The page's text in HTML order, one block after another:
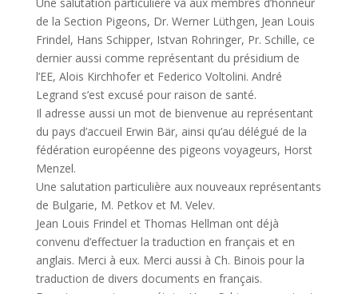
de la Section Pigeons, Dr. Werner Lüthgen, Jean Louis
Frindel, Hans Schipper, Istvan Rohringer, Pr. Schille, ce
dernier aussi comme représentant du présidium de
l’EE, Alois Kirchhofer et Federico Voltolini. André
Legrand s’est excusé pour raison de santé.
Il adresse aussi un mot de bienvenue au représentant
du pays d’accueil Erwin Bär, ainsi qu’au délégué de la
fédération européenne des pigeons voyageurs, Horst
Menzel.
Une salutation particulière aux nouveaux représentants
de Bulgarie, M. Petkov et M. Velev.
Jean Louis Frindel et Thomas Hellman ont déjà
convenu d’effectuer la traduction en français et en
anglais. Merci à eux. Merci aussi à Ch. Binois pour la
traduction de divers documents en français.